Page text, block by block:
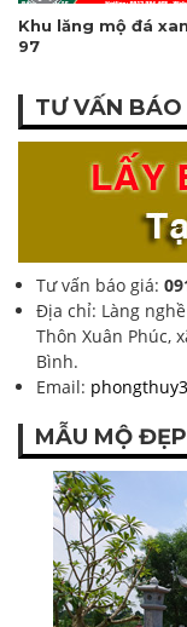
Khu lăng mộ đá
97
TƯ VẤN BÁO
Tư vấn báo giá:
Địa chỉ: Làng
Thôn Xuân Phúc,
Bình.
Email:
MẪU MỘ